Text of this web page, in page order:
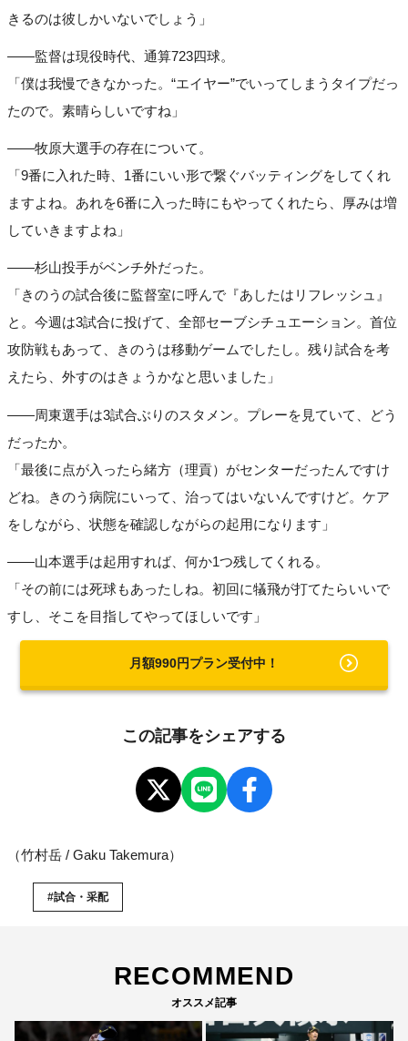
きるのは彼しかいないでしょう」
――監督は現役時代、通算723四球。
「僕は我慢できなかった。“エイヤー”でいってしまうタイプだっ
たので。素晴らしいですね」
――牧原大選手の存在について。
「9番に入れた時、1番にいい形で繋ぐバッティングをしてくれ
ますよね。あれを6番に入った時にもやってくれたら、厚みは増
していきますよね」
――杉山投手がベンチ外だった。
「きのうの試合後に監督室に呼んで『あしたはリフレッシュ』
と。今週は3試合に投げて、全部セーブシチュエーション。首位
攻防戦もあって、きのうは移動ゲームでしたし。残り試合を考
えたら、外すのはきょうかなと思いました」
――周東選手は3試合ぶりのスタメン。プレーを見ていて、どう
だったか。
「最後に点が入ったら緒方（理貢）がセンターだったんですけ
どね。きのう病院にいって、治ってはいないんですけど。ケア
をしながら、状態を確認しながらの起用になります」
――山本選手は起用すれば、何か1つ残してくれる。
「その前には死球もあったしね。初回に犠飛が打てたらいいで
すし、そこを目指してやってほしいです」
月額990円プラン受付中！
この記事をシェアする
（竹村岳 / Gaku Takemura）
#試合・采配
RECOMMEND
オススメ記事